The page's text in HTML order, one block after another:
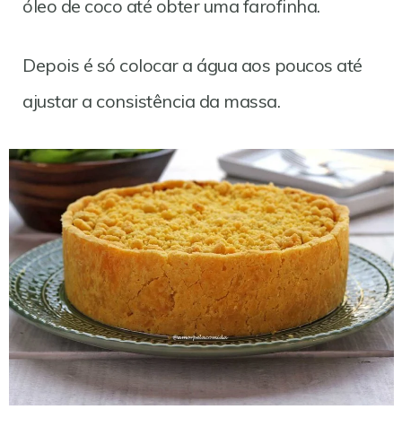
óleo de coco até obter uma farofinha.
Depois é só colocar a água aos poucos até
ajustar a consistência da massa.